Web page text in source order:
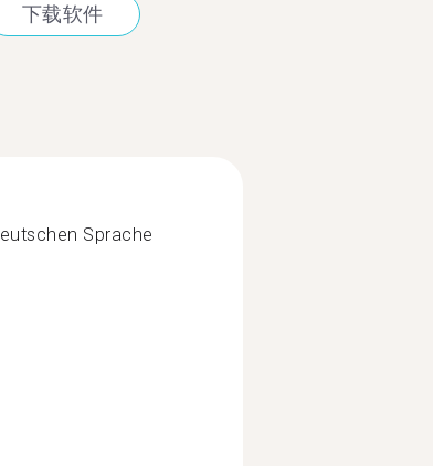
下载软件
Sprache